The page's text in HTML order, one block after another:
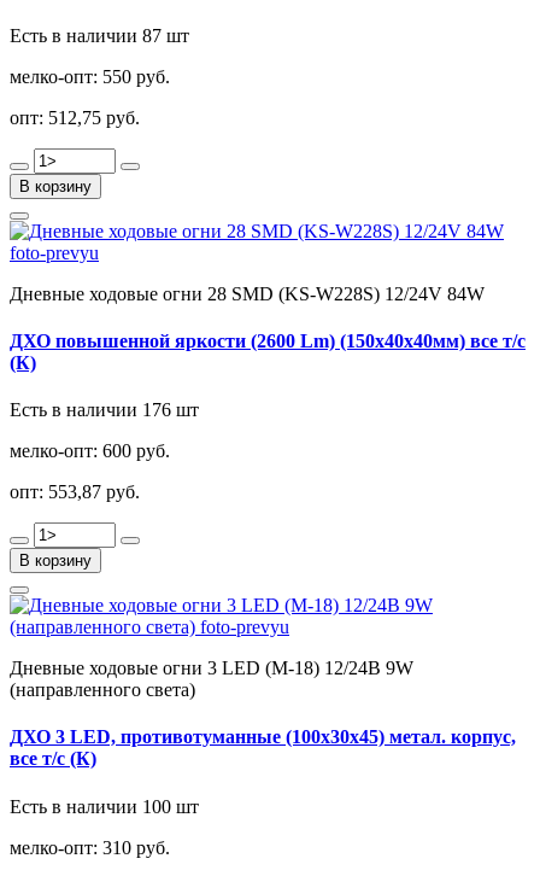
Есть в наличии 87 шт
мелко-опт: 550 руб.
опт: 512,75 руб.
В корзину
Дневные ходовые огни 28 SMD (KS-W228S) 12/24V 84W
ДХО повышенной яркости (2600 Lm) (150х40х40мм) все т/с
(К)
Есть в наличии 176 шт
мелко-опт: 600 руб.
опт: 553,87 руб.
В корзину
Дневные ходовые огни 3 LED (М-18) 12/24В 9W
(направленного света)
ДХО 3 LED, противотуманные (100х30х45) метал. корпус,
все т/с (К)
Есть в наличии 100 шт
мелко-опт: 310 руб.